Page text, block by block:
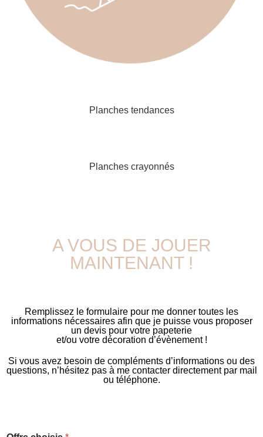
Planches tendances
Planches crayonnés
A VOUS DE JOUER
MAINTENANT !
Remplissez le formulaire pour me donner toutes les
informations nécessaires afin que je puisse vous proposer
un devis pour votre papeterie
et/ou votre décoration d’évènement !
Si vous avez besoin de compléments d’informations ou des
questions, n’hésitez pas à me contacter directement par mail
ou téléphone.